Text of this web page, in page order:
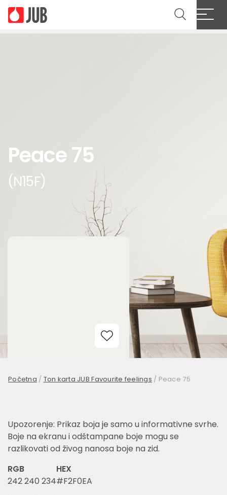
Peace 75
(N15F)
Add to Wishlist
Početna / Ton karta JUB Favourite feelings / Peace 75
Upozorenje: Prikaz boja je samo u informativne svrhe.
Boje na ekranu i odštampane boje mogu se
razlikovati od živog nanosa boje na zid.
RGB
242 240 234
HEX
#F2F0EA